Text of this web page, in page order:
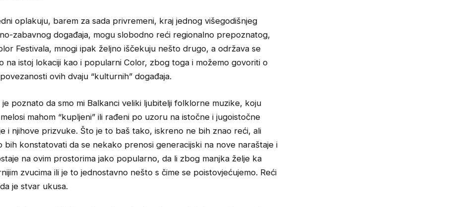
oplakuju, barem za sada privremeni, kraj jednog višegodišnjeg
zabavnog događaja, mogu slobodno reći regionalno prepoznatog,
Festivala, mnogi ipak željno iščekuju nešto drugo, a održava se
na istoj lokaciji kao i popularni Color, zbog toga i možemo govoriti o
ovih dvaju “kulturnih” događaja.
je poznato da smo mi Balkanci veliki ljubitelji folklorne muzike, koju
mahom “kupljeni” ili rađeni po uzoru na istočne i jugoistočne
i njihove prizvuke. Što je to baš tako, iskreno ne bih znao reći, ali
bih konstatovati da se nekako prenosi generacijski na nove naraštaje i
na ovim prostorima jako popularno, da li zbog manjka želje ka
zvucima ili je to jednostavno nešto s čime se poistovjećujemo. Reći
je stvar ukusa.